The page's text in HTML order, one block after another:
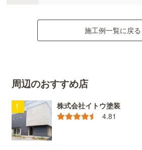
施工例一覧に戻る
周辺のおすすめ店
株式会社イトウ塗装
4.81